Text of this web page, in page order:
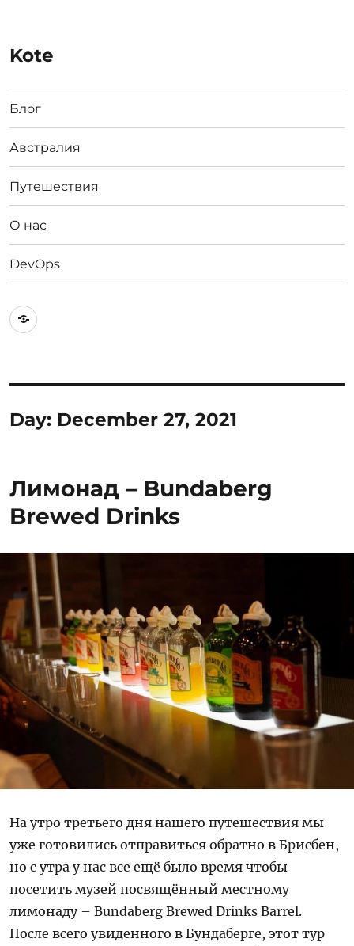
Kote
Блог
Австралия
Путешествия
О нас
DevOps
Австралия
Day: December 27, 2021
Лимонад – Bundaberg
Brewed Drinks
На утро третьего дня нашего путешествия мы
уже готовились отправиться обратно в Брисбен,
но с утра у нас все ещё было время чтобы
посетить музей посвящённый местному
лимонаду – Bundaberg Brewed Drinks Barrel.
После всего увиденного в Бундаберге, этот тур